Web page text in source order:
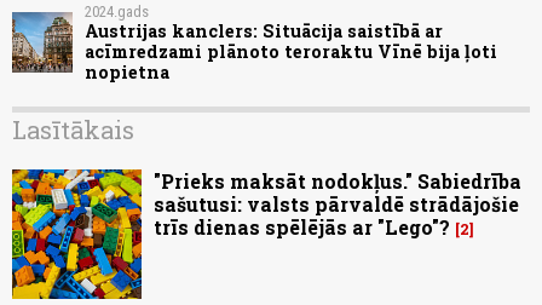
2024.gads
Austrijas kanclers: Situācija saistībā ar
acīmredzami plānoto teroraktu Vīnē bija ļoti
nopietna
Lasītākais
"Prieks maksāt nodokļus." Sabiedrība
sašutusi: valsts pārvaldē strādājošie
trīs dienas spēlējās ar "Lego"?
2